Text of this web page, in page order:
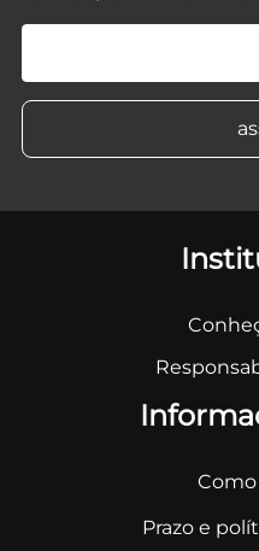
Prazo e